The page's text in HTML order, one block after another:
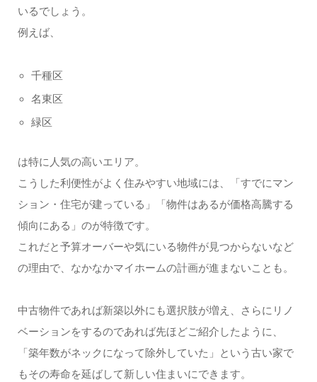
いるでしょう。
例えば、
千種区
名東区
緑区
は特に人気の高いエリア。
こうした利便性がよく住みやすい地域には、「すでにマン
ション・住宅が建っている」「物件はあるが価格高騰する
傾向にある」のが特徴です。
これだと予算オーバーや気にいる物件が見つからないなど
の理由で、なかなかマイホームの計画が進まないことも。
中古物件であれば新築以外にも選択肢が増え、さらにリノ
ベーションをするのであれば先ほどご紹介したように、
「築年数がネックになって除外していた」という古い家で
もその寿命を延ばして新しい住まいにできます。